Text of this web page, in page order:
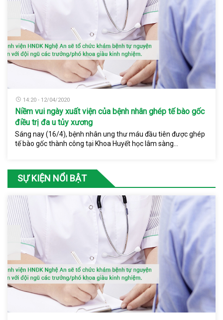
14:20 - 12/04/2020
Niềm vui ngày xuất viện của bệnh nhân ghép tế bào gốc
điều trị đa u tủy xương
Sáng nay (16/4), bệnh nhân ung thư máu đầu tiên được ghép
tế bào gốc thành công tại Khoa Huyết học lâm sàng...
SỰ KIỆN NỔI BẬT